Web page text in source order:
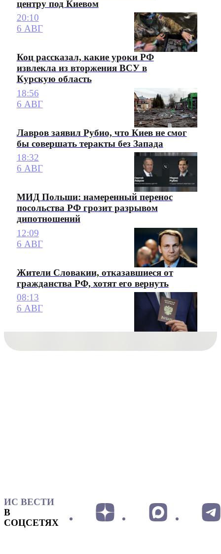
центру под Киевом
20:10
6 АВГ
Коц рассказал, какие уроки РФ
извлекла из вторжения ВСУ в
Курскую область
18:56
6 АВГ
Лавров заявил Рубио, что Киев не смог
бы совершать теракты без Запада
18:32
6 АВГ
МИД Польши: намеренный перенос
посольства РФ грозит разрывом
дипотношений
12:09
6 АВГ
Жители Словакии, отказавшиеся от
гражданства РФ, хотят его вернуть
08:13
6 АВГ
ИС ВЕСТИ
В
СОЦСЕТЯХ